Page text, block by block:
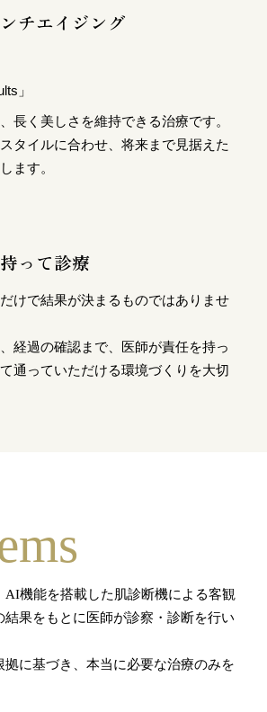
チエイジング
」
長く美しさを維持できる治療です。
タイルに合わせ、将来まで見据えた
ます。
って診療
けで結果が決まるものではありませ
経過の確認まで、医師が責任を持っ
通っていただける環境づくりを大切
AI機能を搭載した肌診断機による客観
結果をもとに医師が診察・診断を行い
拠に基づき、本当に必要な治療のみを